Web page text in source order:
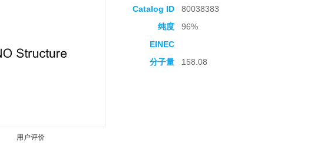
用户评价
Catalog ID 80038383
纯度
96%
EINEC
分子量 158.08